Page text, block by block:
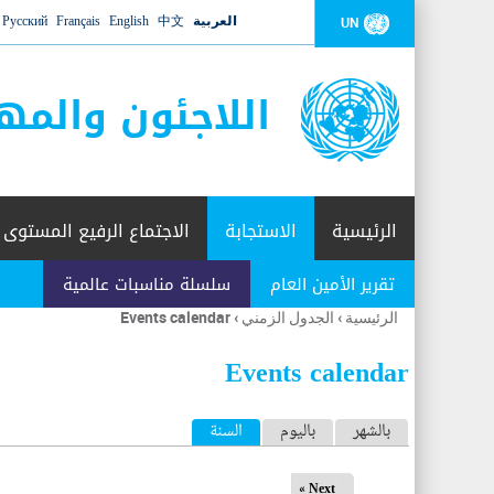
UN العربية 中文
English
Français
Русский
اللاجئون
الرئيسية الاستجابة
تقرير الأمين العام سلسلة مناسبات عالمية
الاجتماع الرفيع المستوى
أنت
هنا
الرئيسية › الجدول الزمني ›
Events calendar
Events calendar
ا بالشهر باليوم السنة (علامة التبويب النشطة)